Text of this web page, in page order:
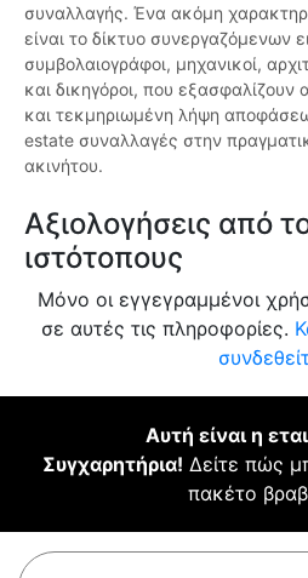
συναλλαγής. Ένα ακόμη
είναι το δίκτυο συνεργαζόμενων
συμβολαιογράφοι, μηχανικοί,
και δικηγόροι, που εξασφαλίζουν
και τεκμηριωμένη λήψη
estate συναλλαγές στην
ακινήτου.
Αξιολογήσεις από
ιστότοπους
Μόνο οι εγγεγραμμένοι
σε αυτές τις πληροφορίες.
Αυτή είναι η
Συγχαρητήρια! Δείτε πώς
πακέτο